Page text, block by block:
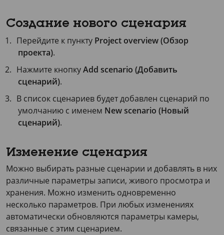
Создание нового сценария
Перейдите к пункту Project overview (Обзор
проекта).
Нажмите кнопкуAdd scenario (Добавить
сценарий).
В список сценариев будет добавлен сценарий по
умолчанию с именем New scenario (Новый
сценарий).
Изменение сценария
Можно выбирать разные сценарии и добавлять в них
различные параметры записи, живого просмотра и
хранения. Можно изменить одновременно
несколько параметров. При любых изменениях
автоматически обновляются параметры камеры,
связанные с этим сценарием.